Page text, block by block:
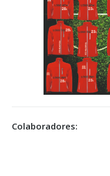
Colaboradores: